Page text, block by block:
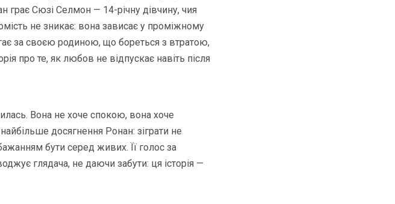
грає Сюзі Селмон — 14-річну дівчину, чия
не зникає: вона зависає у проміжному
за своєю родиною, що бореться з втратою,
про те, як любов не відпускає навіть після
Вона не хоче спокою, вона хоче
досягнення Ронан: зіграти не
бути серед живих. Її голос за
глядача, не даючи забути: ця історія —